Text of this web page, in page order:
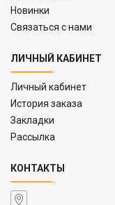
Новинки
Связаться с нами
ЛИЧНЫЙ КАБИНЕТ
Личный кабинет
История заказа
Закладки
Рассылка
КОНТАКТЫ